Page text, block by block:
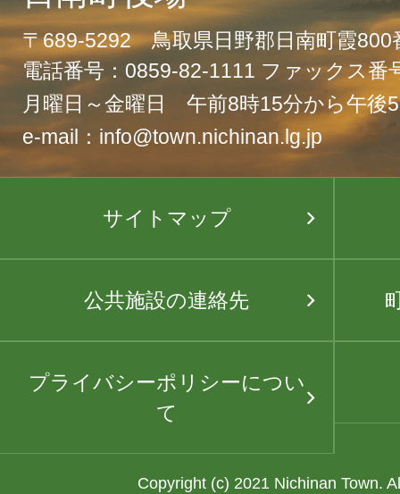
〒689-5292 鳥取県日野郡日南町霞800
電話番号：0859-82-1111 ファックス番
月曜日～金曜日 午前8時15分から午後
e-mail：info@town.nichinan.lg.jp
サイトマップ
公共施設の連絡先
プライバシーポリシーについ
て
Copyright (c) 2021 Nichinan Town.